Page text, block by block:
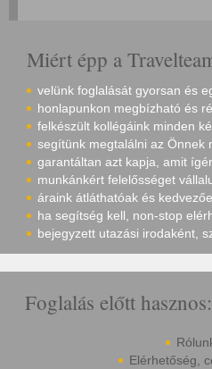
Miért épp a
velünk foglalását gyorsan és
honlapunkon megbízható és
felkészült kollégáink minden
segítünk megtalálni az Önnek
garantáltan azt kapja, amit
munkánkért felelősséget
áraink átláthatóak és
ha segítség kell, non-stop
bejegyzett utazási irodaként,
Foglalás előtt hasznos:
Elérhetőség,